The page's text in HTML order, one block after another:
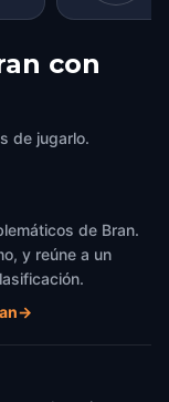
con
de jugarlo.
de Bran.
y reúne a un
→